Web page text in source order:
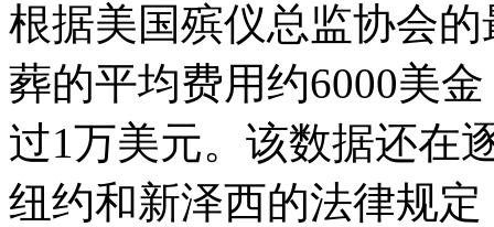
根据美国殡仪总监协会
葬的平均费用约6000美
过1万美元。该数据还在
纽约和新泽西的法律规